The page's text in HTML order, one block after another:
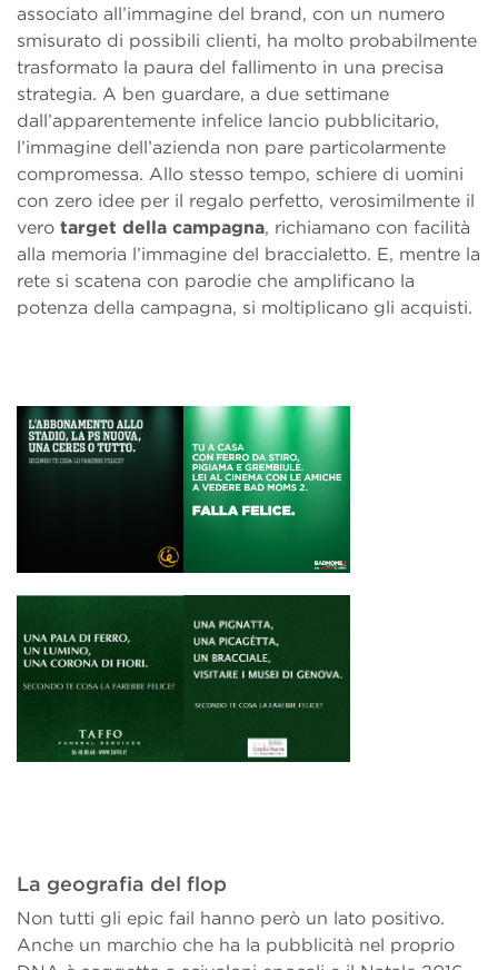
associato all’immagine del brand, con un numero
smisurato di possibili clienti, ha molto probabilmente
trasformato la paura del fallimento in una precisa
strategia. A ben guardare, a due settimane
dall’apparentemente infelice lancio pubblicitario,
l’immagine dell’azienda non pare particolarmente
compromessa. Allo stesso tempo, schiere di uomini
con zero idee per il regalo perfetto, verosimilmente il
vero target della campagna, richiamano con facilità
alla memoria l’immagine del braccialetto. E, mentre la
rete si scatena con parodie che amplificano la
potenza della campagna, si moltiplicano gli acquisti.
La geografia del flop
Non tutti gli epic fail hanno però un lato positivo.
Anche un marchio che ha la pubblicità nel proprio